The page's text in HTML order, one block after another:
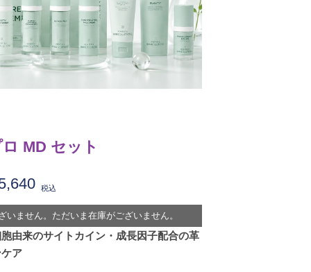
MD セット
税込
いません。ただいま在庫がございません。
由来のサイトカイン・成長因子配合の革
ア